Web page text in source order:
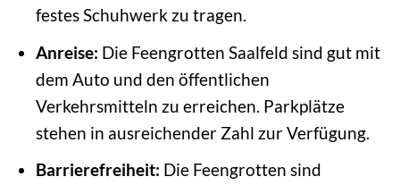
festes Schuhwerk zu tragen.
Anreise: Die Feengrotten Saalfeld sind gut mit
dem Auto und den öffentlichen
Verkehrsmitteln zu erreichen. Parkplätze
stehen in ausreichender Zahl zur Verfügung.
Barrierefreiheit: Die Feengrotten sind